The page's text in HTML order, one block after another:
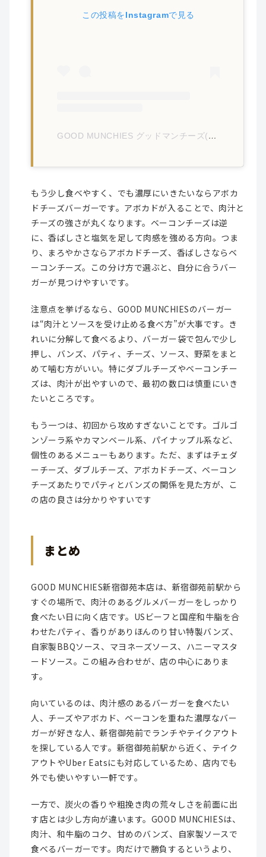
この投稿をInstagramで見る
GOOD MUNCHIES グッドマンチーズ(@goodmunchies.jp)がシェアした投稿
もう少し食べやすく、でも濃厚にいきたいならアボカ
ドチーズバーガーです。アボカドが入ることで、肉汁と
チーズの強さが丸くなります。ベーコンチーズは逆
に、香ばしさと塩気を足して肉感を強める方向。つま
り、まろやかさならアボカドチーズ、香ばしさならベ
ーコンチーズ。この分け方で選ぶと、自分に合うバー
ガーが見つけやすいです。
注意点を挙げるなら、GOOD MUNCHIESのバーガー
は“肉汁とソースを受け止める食べ方”が大事です。き
れいに分解して食べるより、バーガー袋で包んで少し
押し、バンズ、パティ、チーズ、ソース、野菜をまと
めて噛む方がいい。特にダブルチーズやベーコンチー
ズは、肉汁が出やすいので、最初の数口は慎重にいき
たいところです。
もう一つは、初回から攻めすぎないことです。ゴルゴ
ンゾーラ系やカマンベール系、パイナップル系など、
個性のあるメニューもあります。ただ、まずはチェダ
ーチーズ、ダブルチーズ、アボカドチーズ、ベーコン
チーズあたりでパティとバンズの関係を見た方が、こ
の店の良さは分かりやすいです
まとめ
GOOD MUNCHIES新宿御苑本店は、新宿御苑前駅から
すぐの場所で、肉汁のあるグルメバーガーをしっかり
食べたい日に向く店です。USビーフと国産和牛脂を合
わせたパティ、香りがありほんのり甘い特製バンズ、
自家製BBQソース、マヨネーズソース、ハニーマスタ
ードソース。この組み合わせが、店の中心にありま
す。
向いているのは、肉汁感のあるバーガーを食べたい
人、チーズやアボカド、ベーコンを重ねた濃厚なバー
ガーが好きな人、新宿御苑前でランチやテイクアウト
を探している人です。新宿御苑前駅から近く、テイク
アウトやUber Eatsにも対応しているため、店内でも
外でも使いやすい一軒です。
一方で、炭火の香りや粗挽き肉の荒々しさを前面に出
す店とは少し方向が違います。GOOD MUNCHIESは、
肉汁、和牛脂のコク、甘めのバンズ、自家製ソースで
食べるバーガーです。肉だけで勝負するというより、